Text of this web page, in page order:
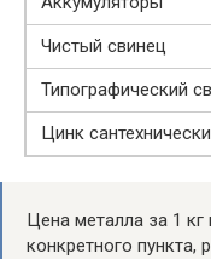
Чистый свинец
Типографический
Цинк
Цена металла за 1
конкретного пункта,